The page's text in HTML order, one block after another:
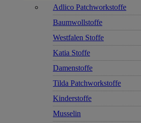
Adlico Patchworkstoffe
Baumwollstoffe
Westfalen Stoffe
Katia Stoffe
Damenstoffe
Tilda Patchworkstoffe
Kinderstoffe
Musselin